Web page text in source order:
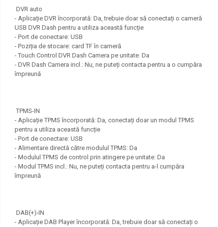
DVR auto
- Aplicație DVR încorporată: Da, trebuie doar să conectați o cameră
USB DVR Dash pentru a utiliza această funcție
- Port de conectare: USB
- Poziția de stocare: card TF în cameră
- Touch Control DVR Dash Camera pe unitate: Da
- DVR Dash Camera incl.: Nu, ne puteți contacta pentru a o cumpăra
împreună
TPMS-IN
- Aplicație TPMS încorporată: Da, conectați doar un modul TPMS
pentru a utiliza această funcție
- Port de conectare: USB
- Alimentare directă către modulul TPMS: Da
- Modulul TPMS de control prin atingere pe unitate: Da
- Modul TPMS incl.: Nu, ne puteți contacta pentru a-l cumpăra
împreună
DAB(+)-IN
- Aplicație DAB Player încorporată: Da, trebuie doar să conectați o